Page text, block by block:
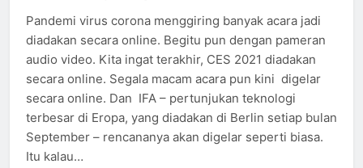
Pandemi virus corona menggiring banyak acara jadi
diadakan secara online. Begitu pun dengan pameran
audio video. Kita ingat terakhir, CES 2021 diadakan
secara online. Segala macam acara pun kini digelar
secara online. Dan IFA – pertunjukan teknologi
terbesar di Eropa, yang diadakan di Berlin setiap bulan
September – rencananya akan digelar seperti biasa.
Itu kalau…